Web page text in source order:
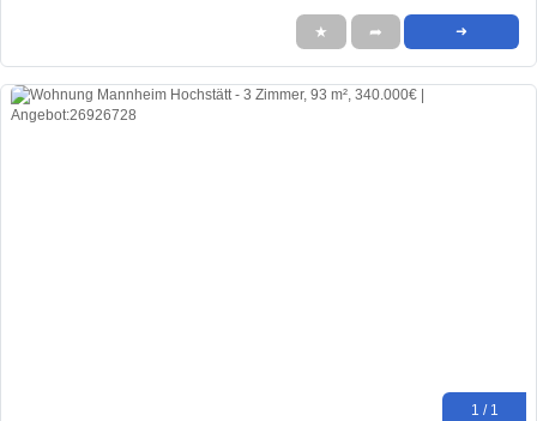
★ ➦ ➜
1 / 1